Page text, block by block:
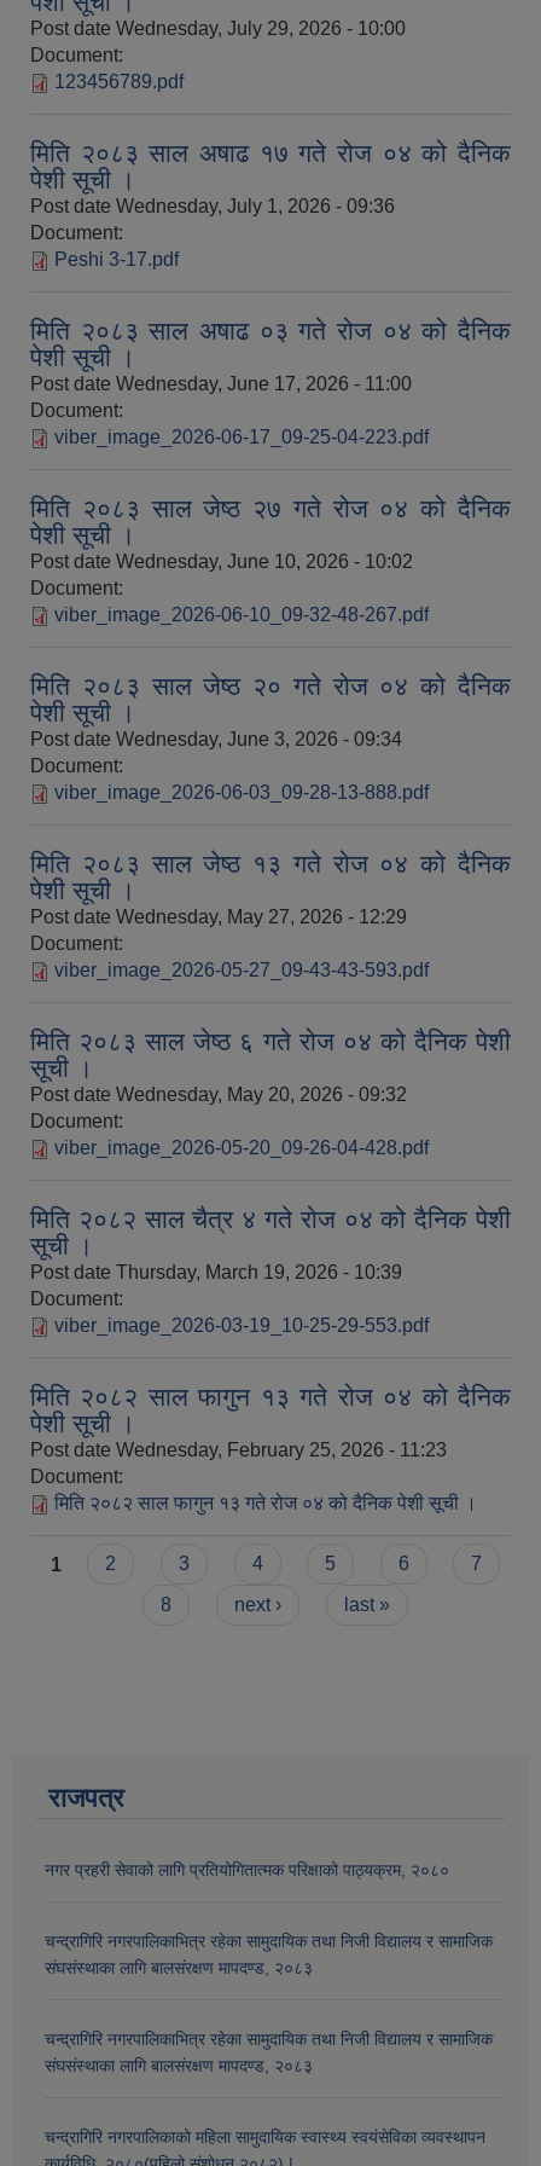
Post date Wednesday, July 29, 2026 - 10:00
Document:
123456789.pdf
मिति २०८३ साल अषाढ १७ गते रोज ०४ को दैनिक
पेशी सूची ।
Post date Wednesday, July 1, 2026 - 09:36
Document:
Peshi 3-17.pdf
मिति २०८३ साल अषाढ ०३ गते रोज ०४ को दैनिक
पेशी सूची ।
Post date Wednesday, June 17, 2026 - 11:00
Document:
viber_image_2026-06-17_09-25-04-223.pdf
मिति २०८३ साल जेष्ठ २७ गते रोज ०४ को दैनिक
पेशी सूची ।
Post date Wednesday, June 10, 2026 - 10:02
Document:
viber_image_2026-06-10_09-32-48-267.pdf
मिति २०८३ साल जेष्ठ २० गते रोज ०४ को दैनिक
पेशी सूची ।
Post date Wednesday, June 3, 2026 - 09:34
Document:
viber_image_2026-06-03_09-28-13-888.pdf
मिति २०८३ साल जेष्ठ १३ गते रोज ०४ को दैनिक
पेशी सूची ।
Post date Wednesday, May 27, 2026 - 12:29
Document:
viber_image_2026-05-27_09-43-43-593.pdf
मिति २०८३ साल जेष्ठ ६ गते रोज ०४ को दैनिक पेशी
सूची ।
Post date Wednesday, May 20, 2026 - 09:32
Document:
viber_image_2026-05-20_09-26-04-428.pdf
मिति २०८२ साल चैत्र ४ गते रोज ०४ को दैनिक पेशी
सूची ।
Post date Thursday, March 19, 2026 - 10:39
Document:
viber_image_2026-03-19_10-25-29-553.pdf
मिति २०८२ साल फागुन १३ गते रोज ०४ को दैनिक
पेशी सूची ।
Post date Wednesday, February 25, 2026 - 11:23
Document:
मिति २०८२ साल फागुन १३ गते रोज ०४ को दैनिक पेशी सूची ।
Pages
1 2 3 4 5 6
7
8
next › last »
राजपत्र
नगर प्रहरी सेवाको लागि प्रतियोगितात्मक परिक्षाको पाठ्यक्रम, २०८०
चन्द्रागिरि नगरपालिकाभित्र रहेका सामुदायिक तथा निजी विद्यालय र सामाजिक
संघसंस्थाका लागि बालसंरक्षण मापदण्ड, २०८३
चन्द्रागिरि नगरपालिकाभित्र रहेका सामुदायिक तथा निजी विद्यालय र सामाजिक
संघसंस्थाका लागि बालसंरक्षण मापदण्ड, २०८३
चन्द्रागिरि नगरपालिकाको महिला सामुदायिक स्वास्थ्य स्वयंसेविका व्यवस्थापन